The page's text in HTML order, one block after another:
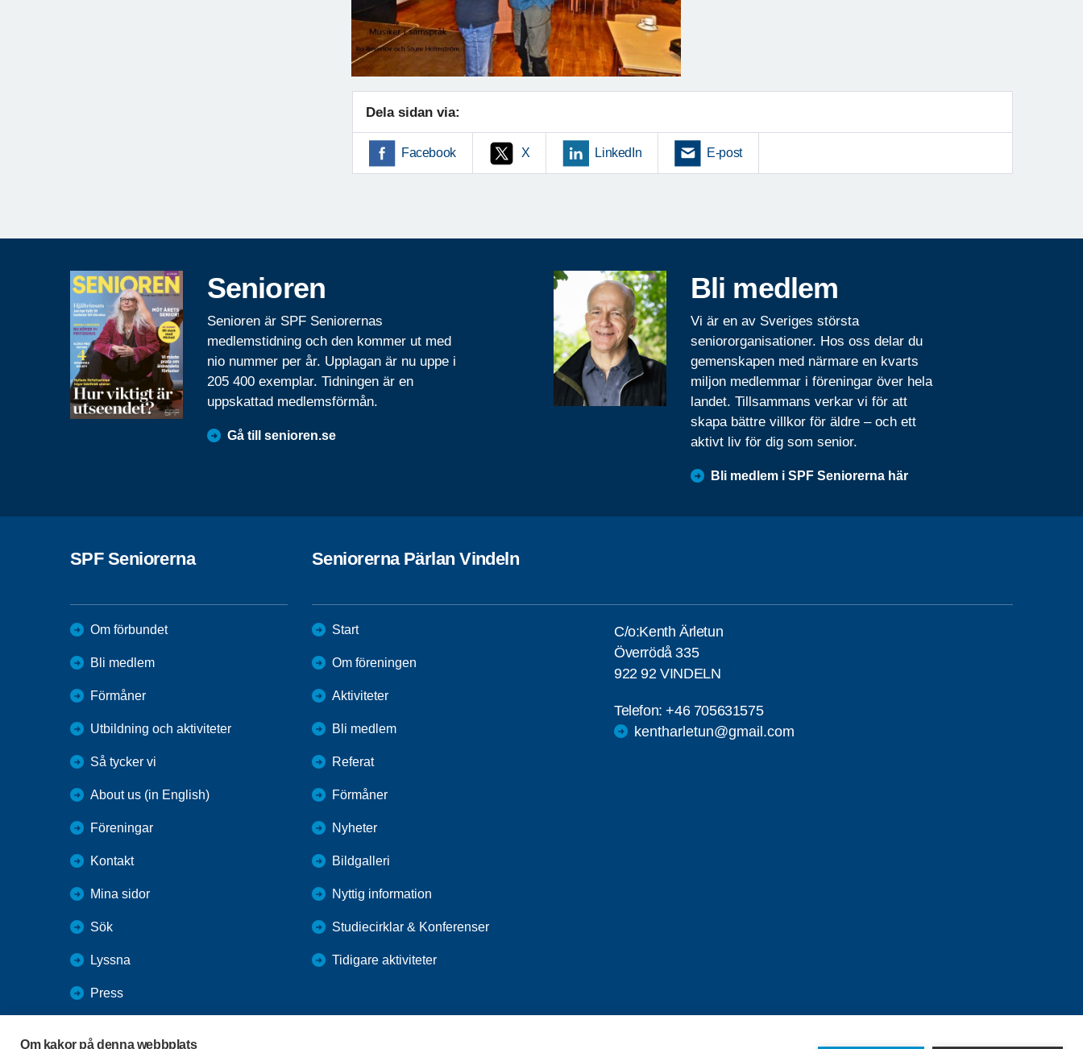
Om kakor på denna webbplats
Dela sidan via:
Facebook X LinkedIn E-post
Senioren
Senioren är SPF Seniorernas
medlemstidning och den kommer ut med
nio nummer per år. Upplagan är nu uppe i
205 400 exemplar. Tidningen är en
uppskattad medlemsförmån.
Gå till senioren.se
Bli medlem
Vi är en av Sveriges största
seniororganisationer. Hos oss delar du
gemenskapen med närmare en kvarts
miljon medlemmar i föreningar över hela
landet. Tillsammans verkar vi för att
skapa bättre villkor för äldre – och ett
aktivt liv för dig som senior.
Bli medlem i SPF Seniorerna här
SPF Seniorerna
Om förbundet
Bli medlem
Förmåner
Utbildning och aktiviteter
Så tycker vi
About us (in English)
Föreningar
Kontakt
Mina sidor
Sök
Lyssna
Press
Seniorerna Pärlan Vindeln
Start
Om föreningen
Aktiviteter
Bli medlem
Referat
Förmåner
Nyheter
Bildgalleri
Nyttig information
Studiecirklar & Konferenser
Tidigare aktiviteter
C/o:Kenth Ärletun
Överrödå 335
922 92 VINDELN
Telefon:+46 705631575
kentharletun@gmail.com